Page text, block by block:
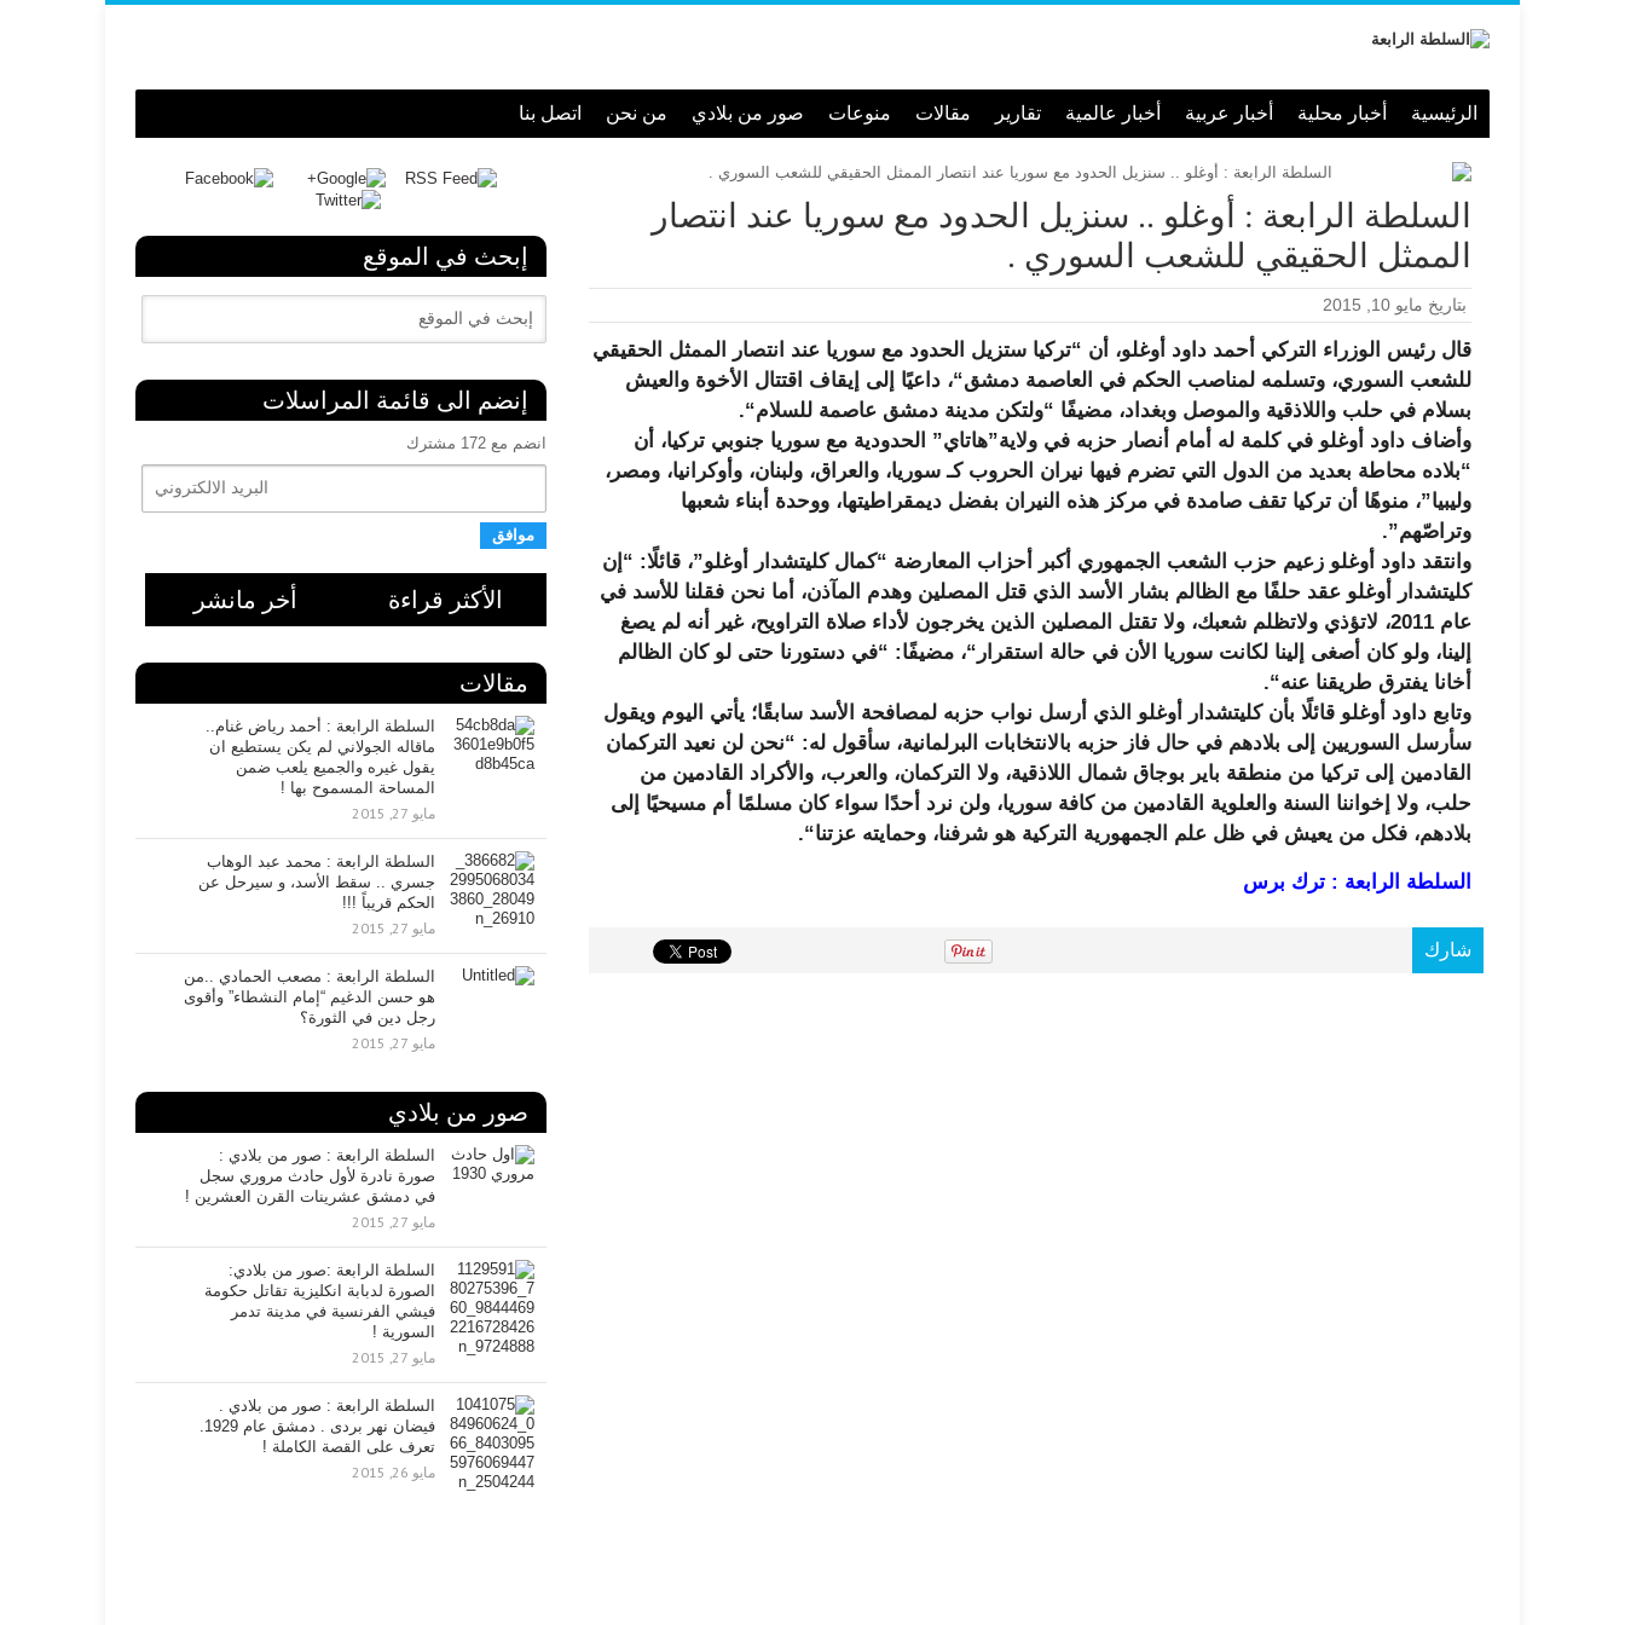
الرئيسية أخبار محلية أخبار عربية أخبار عالمية تقارير مقالات منوعات صور من بلادي من نحن اتصل بنا
السلطة الرابعة : أوغلو .. سنزيل الحدود مع سوريا عند انتصار
الممثل الحقيقي للشعب السوري .
بتاريخ مايو 10, 2015
قال رئيس الوزراء التركي أحمد داود أوغلو، أن “تركيا ستزيل الحدود مع سوريا عند انتصار الممثل الحقيقي
للشعب السوري، وتسلمه لمناصب الحكم في العاصمة دمشق“، داعيًا إلى إيقاف اقتتال الأخوة والعيش
بسلام في حلب واللاذقية والموصل وبغداد، مضيفًا “ولتكن مدينة دمشق عاصمة للسلام“.
وأضاف داود أوغلو في كلمة له أمام أنصار حزبه في ولاية”هاتاي” الحدودية مع سوريا جنوبي تركيا، أن
“بلاده محاطة بعديد من الدول التي تضرم فيها نيران الحروب كـ سوريا، والعراق، ولبنان، وأوكرانيا، ومصر،
وليبيا”، منوهًا أن تركيا تقف صامدة في مركز هذه النيران بفضل ديمقراطيتها، ووحدة أبناء شعبها
وتراصّهم”.
وانتقد داود أوغلو زعيم حزب الشعب الجمهوري أكبر أحزاب المعارضة “كمال كليتشدار أوغلو”، قائلًا: “إن
كليتشدار أوغلو عقد حلفًا مع الظالم بشار الأسد الذي قتل المصلين وهدم المآذن، أما نحن فقلنا للأسد في
عام 2011، لاتؤذي ولاتظلم شعبك، ولا تقتل المصلين الذين يخرجون لأداء صلاة التراويح، غير أنه لم يصغ
إلينا، ولو كان أصغى إلينا لكانت سوريا الأن في حالة استقرار“، مضيفًا: “في دستورنا حتى لو كان الظالم
أخانا يفترق طريقنا عنه“.
وتابع داود أوغلو قائلًا بأن كليتشدار أوغلو الذي أرسل نواب حزبه لمصافحة الأسد سابقًا؛ يأتي اليوم ويقول
سأرسل السوريين إلى بلادهم في حال فاز حزبه بالانتخابات البرلمانية، سأقول له: “نحن لن نعيد التركمان
القادمين إلى تركيا من منطقة باير بوجاق شمال اللاذقية، ولا التركمان، والعرب، والأكراد القادمين من
حلب، ولا إخواننا السنة والعلوية القادمين من كافة سوريا، ولن نرد أحدًا سواء كان مسلمًا أم مسيحيًا إلى
بلادهم، فكل من يعيش في ظل علم الجمهورية التركية هو شرفنا، وحمايته عزتنا“.
السلطة الرابعة : ترك برس
شارك
إبحث في الموقع
إنضم الى قائمة المراسلات
انضم مع 172 مشترك
ا
ب
ي
د
ل
ت
الأكثر قراءة أخر مانشر
مقالات
السلطة الرابعة : أحمد رياض غنام..
ماقاله الجولاني لم يكن يستطيع ان
يقول غيره والجميع يلعب ضمن
المساحة المسموح بها !
مايو 27, 2015
السلطة الرابعة : محمد عبد الوهاب
جسري .. سقط الأسد، و سيرحل عن
الحكم قريباً !!!
مايو 27, 2015
السلطة الرابعة : مصعب الحمادي ..من
هو حسن الدغيم “إمام النشطاء” وأقوى
رجل دين في الثورة؟
مايو 27, 2015
صور من بلادي
السلطة الرابعة : صور من بلادي :
صورة نادرة لأول حادث مروري سجل
في دمشق عشرينات القرن العشرين !
مايو 27, 2015
السلطة الرابعة :صور من بلادي:
الصورة لدبابة انكليزية تقاتل حكومة
فيشي الفرنسية في مدينة تدمر
السورية !
مايو 27, 2015
السلطة الرابعة : صور من بلادي .
فيضان نهر بردى . دمشق عام 1929.
تعرف على القصة الكاملة !
مايو 26, 2015